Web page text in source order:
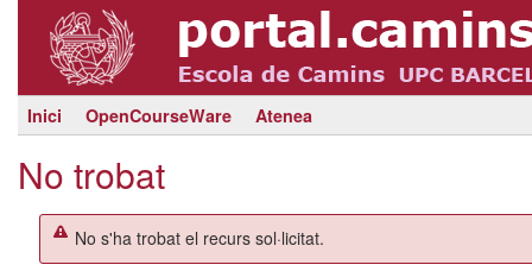
Inici OpenCourseWare Atenea
No trobat
No s'ha trobat el recurs sol·licitat.